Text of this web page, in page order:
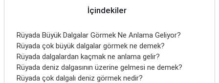
İçindekiler
Rüyada Büyük Dalgalar Görmek Ne Anlama Geliyor?
Rüyada çok büyük dalgalar görmek ne demek?
Rüyada dalgalardan kaçmak ne anlama gelir?
Rüyada deniz dalgasının üzerine gelmesi ne demek?
Rüyada çok dalgalı deniz görmek nedir?